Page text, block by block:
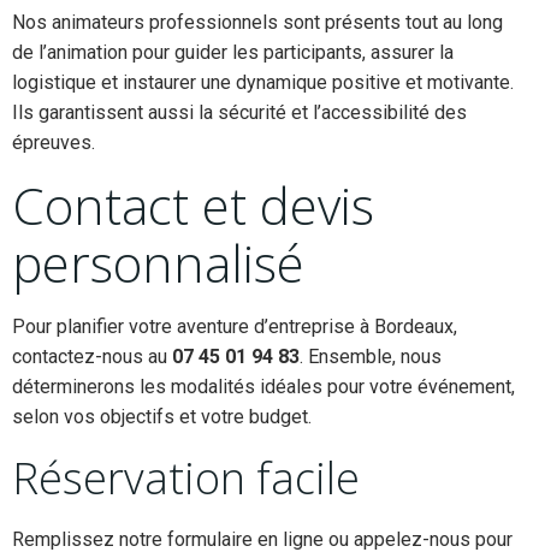
Nos animateurs professionnels sont présents tout au long
de l’animation pour guider les participants, assurer la
logistique et instaurer une dynamique positive et motivante.
Ils garantissent aussi la sécurité et l’accessibilité des
épreuves.
Contact et devis
personnalisé
Pour planifier votre aventure d’entreprise à Bordeaux,
contactez-nous au 07 45 01 94 83. Ensemble, nous
déterminerons les modalités idéales pour votre événement,
selon vos objectifs et votre budget.
Réservation facile
Remplissez notre formulaire en ligne ou appelez-nous pour